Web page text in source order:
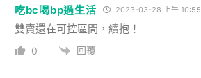
吃bc喝bp過生活 2023-03-28 上午 10:55
雙賣還在可控區間，續抱！
0 回覆